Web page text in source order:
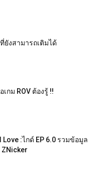
ยังสามารถเติมได้
กม ROV ต้องรู้ !!
Love :ไกด์ EP 6.0 รวมข้อมูล